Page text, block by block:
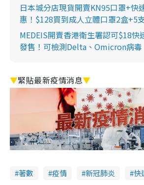
日本城分店現貨開賣KN95口罩+快
惠！$128買到成人立體口罩2盒+5
MEDEIS開賣香港衛生署認可$18快
發售！可檢測Delta、Omicron病毒
▼緊貼最新疫情消息▼
著數 疫情 新冠肺炎
快